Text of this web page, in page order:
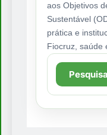
aos Objetivos
Sustentável
prática e
Fiocruz, saúde